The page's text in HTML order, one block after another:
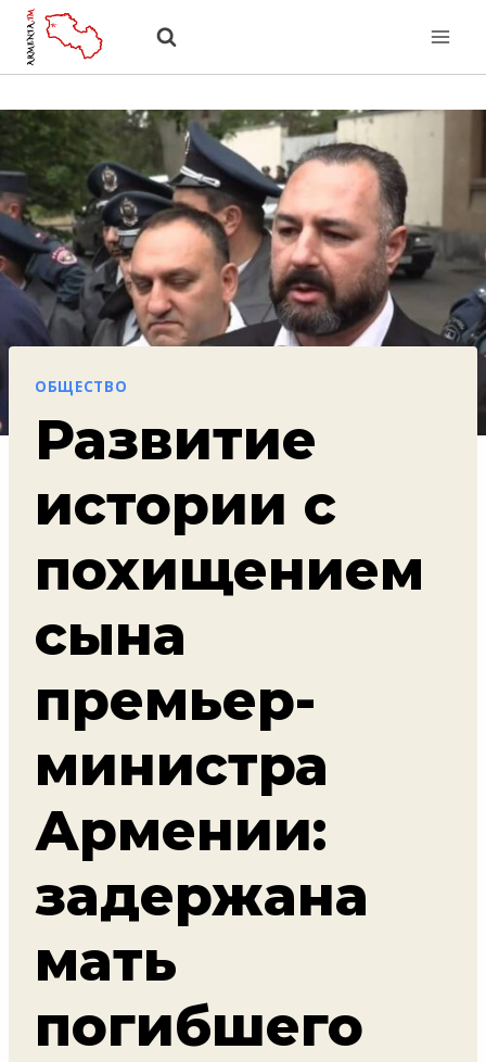
Перейти
ОБЩЕСТВО
Развитие
истории с
похищением
сына
премьер-
министра
Армении:
задержана
мать
погибшего